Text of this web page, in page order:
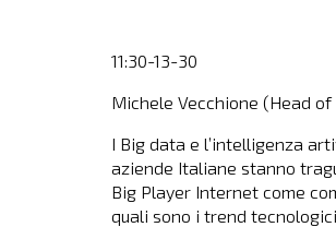
11:30-13-30
Michele Vecchione (Head of
I Big data e l’intelligenza
aziende Italiane stanno
Big Player Internet come
quali sono i trend